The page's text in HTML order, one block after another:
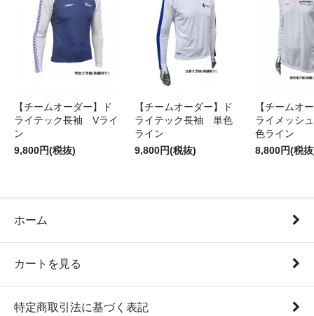
【チームオーダー】ド
ライテック長袖 Vライ
ン
9,800円(税抜)
【チームオーダー】ド
ライテック長袖 単色
ライン
9,800円(税抜)
【チームオ
ライメッシ
色ライン
8,800円(税
ホーム
カートを見る
特定商取引法に基づく表記